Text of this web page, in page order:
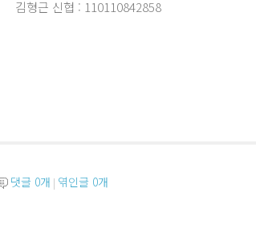
김형근 신협 : 110110842858
댓글 0개 | 엮인글 0개